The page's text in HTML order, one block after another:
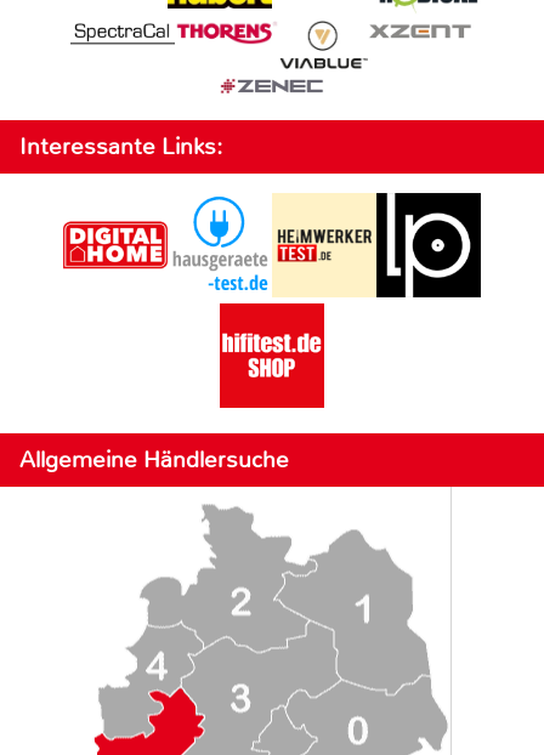
Interessante Links:
Allgemeine Händlersuche